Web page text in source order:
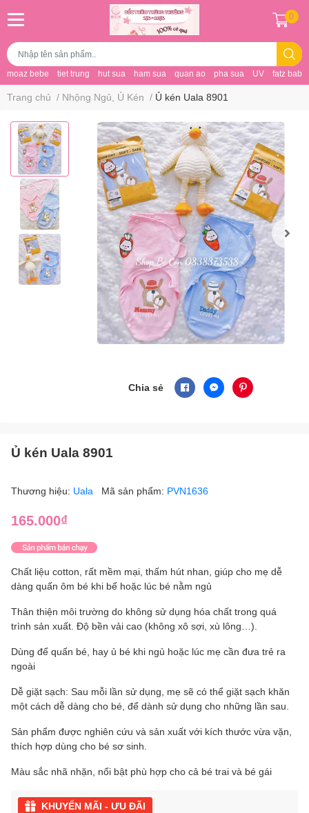
moaz bebe tiet trung hut sua ham sua quan ao pha sua UV fatz baby
0
Trang chủ / Nhộng Ngủ, Ủ Kén / Ủ kén Uala 8901
Chia sẻ
Ủ kén Uala 8901
Thương hiệu: Uala Mã sản phẩm: PVN1636
165.000₫
Chất liệu cotton, rất mềm mại, thấm hút nhan, giúp cho mẹ dễ
dàng quấn ôm bé khi bế hoặc lúc bé nằm ngủ
Thân thiện môi trường do không sử dụng hóa chất trong quá
trình sản xuất. Độ bền vải cao (không xô sợi, xù lông…).
Dùng để quấn bé, hay ủ bé khi ngủ hoặc lúc mẹ cần đưa trẻ ra
ngoài
Dễ giặt sạch: Sau mỗi lần sử dụng, mẹ sẽ có thể giặt sạch khăn
một cách dễ dàng cho bé, để dành sử dụng cho những lần sau.
Sản phẩm được nghiên cứu và sản xuất với kích thước vừa vặn,
thích hợp dùng cho bé sơ sinh.
Màu sắc nhã nhặn, nổi bật phù hợp cho cả bé trai và bé gái
KHUYẾN MÃI - ƯU ĐÃI